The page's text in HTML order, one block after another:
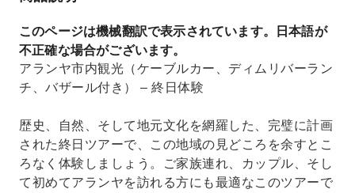
説をお聞きください。
旅の途中は、無料のボトル入り飲料水でリフレッ
シュしてください。
このページは機械翻訳で表示されています。日本語が
不正確な場合がございます。
アランヤ市内観光（ケーブルカー、ディムリバーラン
チ、バザール付き） – 終日体験
歴史、自然、そして地元文化を網羅した、完璧に計画
された終日ツアーで、この地域の見どころを余すとこ
ろなく体験しましょう。ご家族連れ、カップル、そし
て初めてア​​ランヤを訪れる方にも最適なこのツアーで